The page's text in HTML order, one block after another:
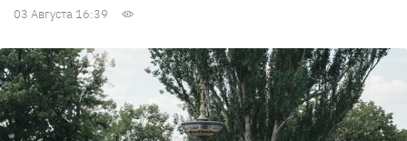
03 Августа 16:39